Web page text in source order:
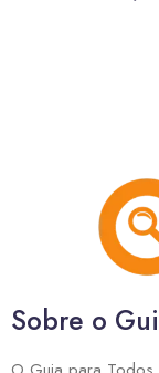
Sobre o